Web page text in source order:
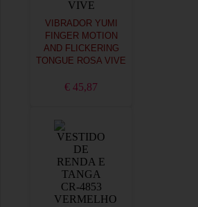
VIBRADOR YUMI
FINGER MOTION
AND FLICKERING
TONGUE ROSA VIVE
€ 45,87